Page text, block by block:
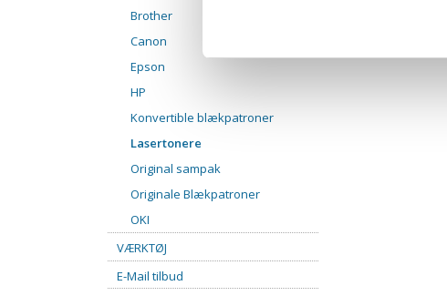
Brother
Canon
Epson
HP
Konvertible blækpatroner
Lasertonere
Original sampak
Originale Blækpatroner
OKI
VÆRKTØJ
E-Mail tilbud